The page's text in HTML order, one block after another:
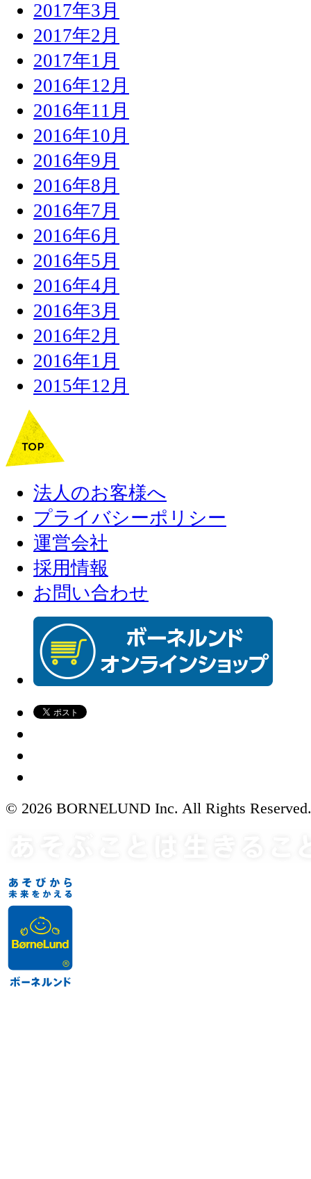
2017年3月
2017年2月
2017年1月
2016年12月
2016年11月
2016年10月
2016年9月
2016年8月
2016年7月
2016年6月
2016年5月
2016年4月
2016年3月
2016年2月
2016年1月
2015年12月
法人のお客様へ
プライバシーポリシー
運営会社
採用情報
お問い合わせ
© 2026 BORNELUND Inc. All Rights Reserved.